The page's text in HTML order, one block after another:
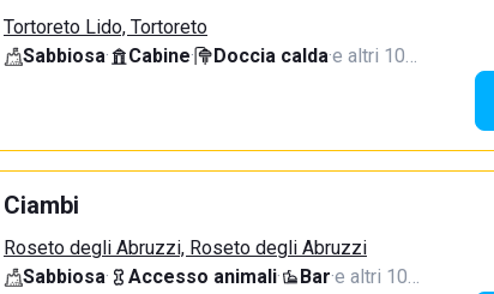
Tortoreto Lido, Tortoreto
Sabbiosa· Cabine· Doccia calda·e altri 10…
Ciambi
Roseto degli Abruzzi, Roseto degli Abruzzi
Sabbiosa· Accesso animali· Bar·e altri 10…